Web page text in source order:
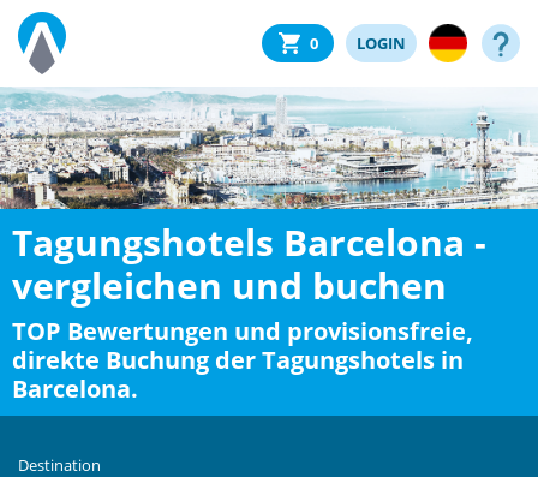
0 LOGIN
Tagungshotels Barcelona -
vergleichen und buchen
TOP Bewertungen und provisionsfreie,
direkte Buchung der Tagungshotels in
Barcelona.
Destination